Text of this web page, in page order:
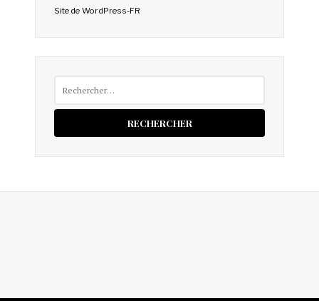
Site de WordPress-FR